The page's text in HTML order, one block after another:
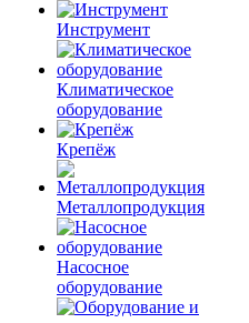
Инструмент
Климатическое
оборудование
Крепёж
Металлопродукция
Насосное
оборудование